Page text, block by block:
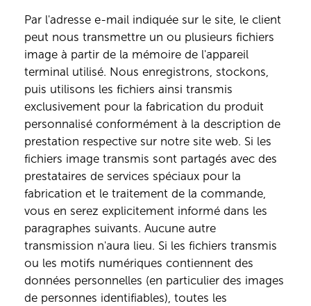
Par l'adresse e-mail indiquée sur le site, le client
peut nous transmettre un ou plusieurs fichiers
image à partir de la mémoire de l'appareil
terminal utilisé. Nous enregistrons, stockons,
puis utilisons les fichiers ainsi transmis
exclusivement pour la fabrication du produit
personnalisé conformément à la description de
prestation respective sur notre site web. Si les
fichiers image transmis sont partagés avec des
prestataires de services spéciaux pour la
fabrication et le traitement de la commande,
vous en serez explicitement informé dans les
paragraphes suivants. Aucune autre
transmission n'aura lieu. Si les fichiers transmis
ou les motifs numériques contiennent des
données personnelles (en particulier des images
de personnes identifiables), toutes les